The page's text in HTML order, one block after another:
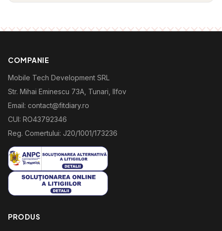
COMPANIE
Mobile Tech Development SRL
Str. Mihai Eminescu 73A, Tunari, Ilfov
Email: contact@fitdiary.ro
CUI: RO43792346
Reg. Comertului: J20/1001/173236
PRODUS